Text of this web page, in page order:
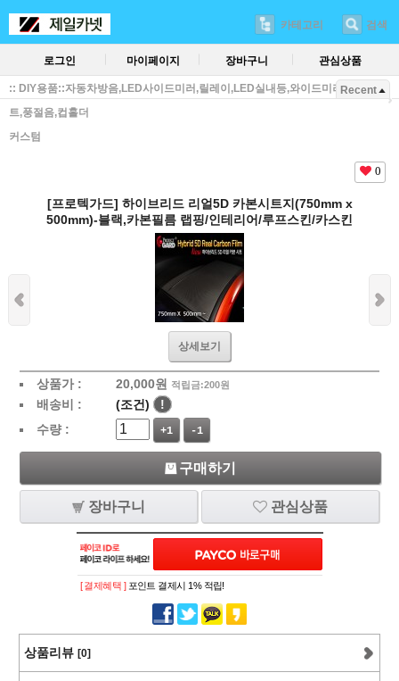
카테고리 검색
로그인 마이페이지 장바구니 관심상품
:: DIY용품::자동차방음,LED사이드미러,릴레이,LED실내등,와이드미러,방진매
트,풍절음,컵홀더
커스텀
Recent
0
[프로텍가드] 하이브리드 리얼5D 카본시트지(750mm x
500mm)-블랙,카본필름 랩핑/인테리어/루프스킨/카스킨
상세보기
상품가 : 20,000원 적립금:200원
배송비 : (조건)
!
수량 :
+1 -1
구매하기
장바구니 관심상품
[ 결제혜택 ] 포인트 결제시 1% 적립!
상품리뷰 [0]